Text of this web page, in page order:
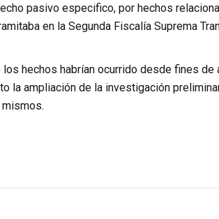
pasivo especifico, por hechos
en la Segunda Fiscalía Suprema
hechos habrían ocurrido desde fines
la ampliación de la investigación